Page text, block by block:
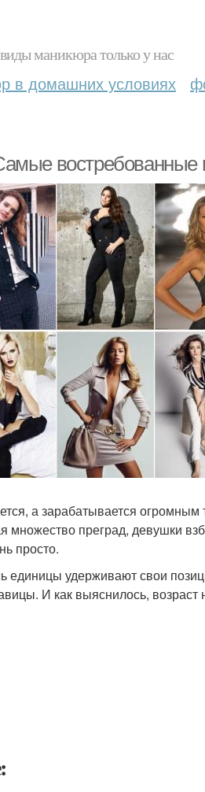
маникюра только у нас
в домашних условиях
а зарабатывается
множество преград, девушки
просто.
удерживают свои
И как выяснилось, возраст